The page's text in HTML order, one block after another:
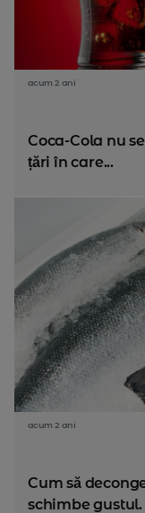
acum 2 ani
Coca-Cola nu
țări în care...
acum 2 ani
Cum să
schimbe gustul.